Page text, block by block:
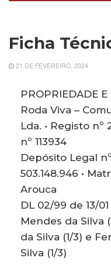
Ficha
21 DE FEVEREIRO, 2024
PROPRIEDADE E
Roda Viva –
Lda. • Registo nº
nº 113934
Depósito Legal
503.148.946 •
Arouca
DL 02/99 de 13/
Mendes da Silva
da Silva (1/3) e
Silva (1/3)